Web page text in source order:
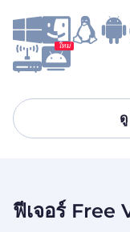
ใหม่
ฟีเจอร์ Free